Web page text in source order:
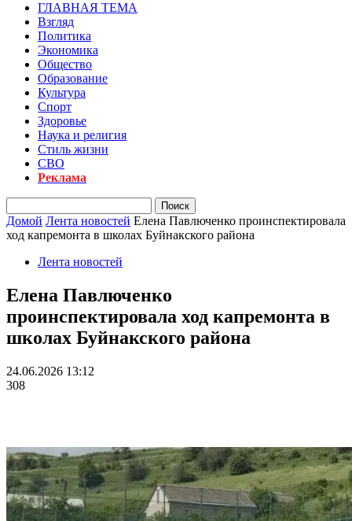
ГЛАВНАЯ ТЕМА
Взгляд
Политика
Экономика
Общество
Образование
Культура
Спорт
Здоровье
Наука и религия
Стиль жизни
СВО
Реклама
Домой Лента новостей Елена Павлюченко проинспектировала
ход капремонта в школах Буйнакского района
Лента новостей
Елена Павлюченко
проинспектировала ход капремонта в
школах Буйнакского района
24.06.2026 13:12
308